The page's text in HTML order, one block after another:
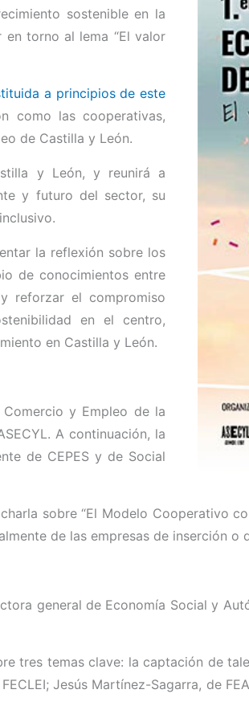
sostenible en la
torno al lema “El valor
a principios de este
como las cooperativas,
de Castilla y León.
y León, y reunirá a
y futuro del sector, su
la reflexión sobre los
de conocimientos entre
reforzar el compromiso
en el centro,
en Castilla y León.
y Empleo de la
A continuación, la
de CEPES y de Social
sobre “El Modelo Cooperativo
de las empresas de inserción o
general de Economía Social y
tres temas clave: la captación de
Jesús Martínez-Sagarra, de